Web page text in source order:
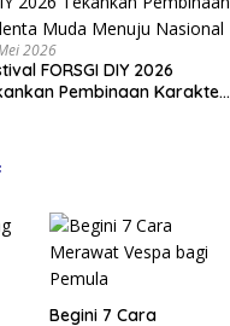
2026
FORSGI DIY 2026
Pembinaan Karakter,
Begini 7 Cara